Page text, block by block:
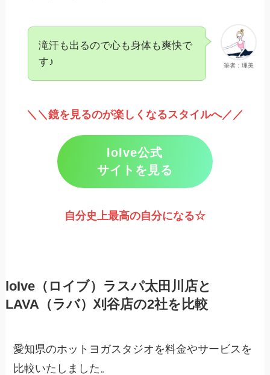
筆者：理美
滝汗も出るので心も身体も爽快で
す♪
＼＼鏡を見るのが楽しくなるスタイルへ／／
loIve公式
サイトを見る
自分史上最高の自分になる☆
loIve（ロイブ）ラスパ太田川店と
LAVA（ラバ）刈谷店の2社を比較
愛知県のホットヨガスタジオを料金やサービスを
比較いたしました。